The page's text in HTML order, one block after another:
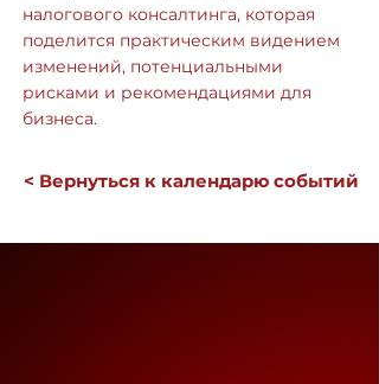
налогового консалтинга, которая
поделится практическим видением
изменений, потенциальными
рисками и рекомендациями для
бизнеса.
< Вернуться к календарю событий